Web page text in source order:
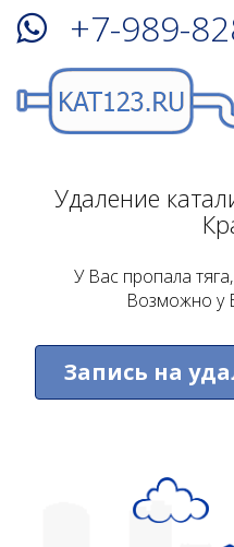
+7-989-
Удаление
У Вас пропала
Возможно у
Запись на